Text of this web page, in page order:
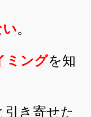
い。
ミングを知
引き寄せた